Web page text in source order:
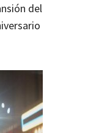
del